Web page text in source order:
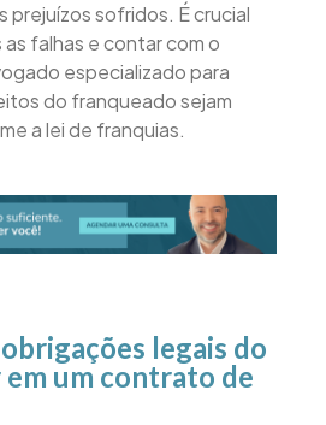
prejuízos sofridos. É crucial
falhas e contar com o
especializado para
do franqueado sejam
a lei de franquias.
legais do
um contrato de